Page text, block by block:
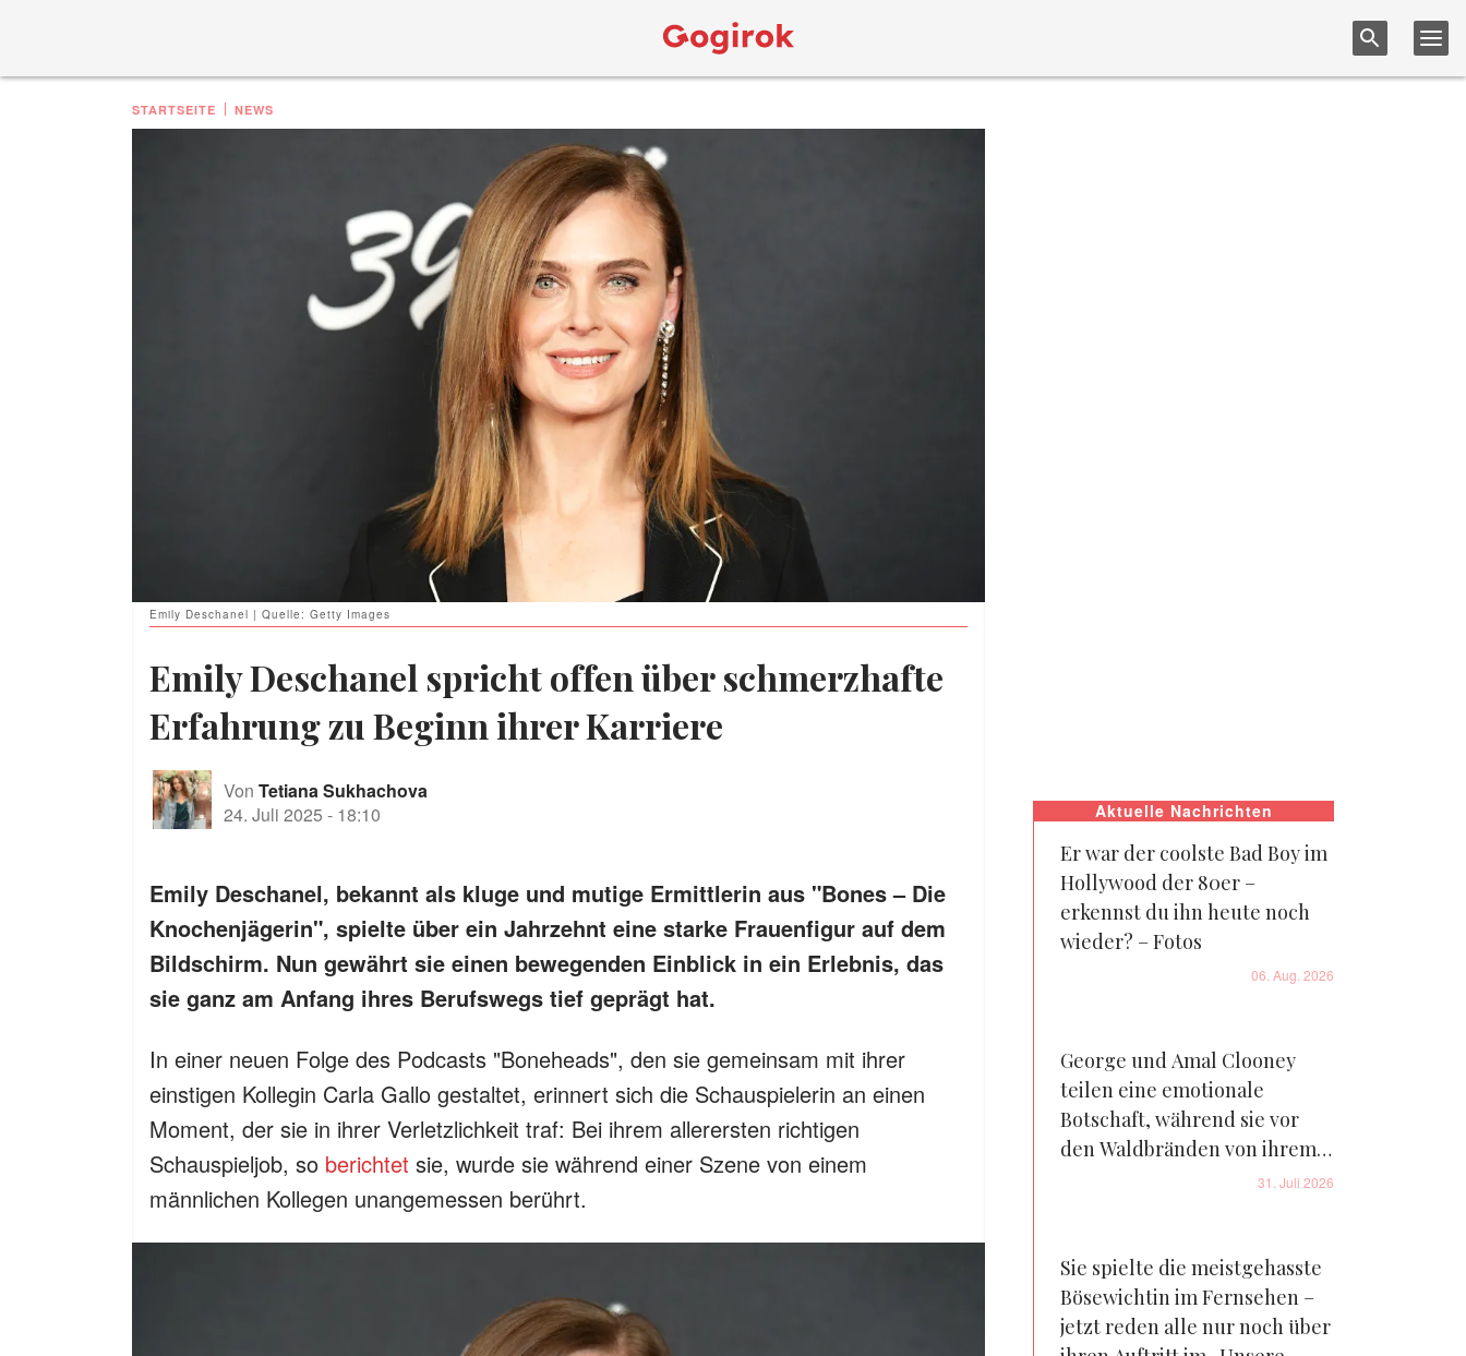
STARTSEITE NEWS
Emily Deschanel | Quelle: Getty Images
Emily Deschanel spricht offen über schmerzhafte
Erfahrung zu Beginn ihrer Karriere
Von Tetiana Sukhachova
24. Juli 2025 - 18:10
Emily Deschanel, bekannt als kluge und mutige Ermittlerin aus "Bones – Die
Knochenjägerin", spielte über ein Jahrzehnt eine starke Frauenfigur auf dem
Bildschirm. Nun gewährt sie einen bewegenden Einblick in ein Erlebnis, das
sie ganz am Anfang ihres Berufswegs tief geprägt hat.
In einer neuen Folge des Podcasts "Boneheads", den sie gemeinsam mit ihrer
einstigen Kollegin Carla Gallo gestaltet, erinnert sich die Schauspielerin an einen
Moment, der sie in ihrer Verletzlichkeit traf: Bei ihrem allerersten richtigen
Schauspieljob, so berichtet sie, wurde sie während einer Szene von einem
männlichen Kollegen unangemessen berührt.
Aktuelle Nachrichten
Er war der coolste Bad Boy im
Hollywood der 80er –
erkennst du ihn heute noch
wieder? – Fotos
06. Aug. 2026
George und Amal Clooney
teilen eine emotionale
Botschaft, während sie vor
den Waldbränden von ihrem
Bauernhof in Frankreich31. Juli 2026
Sie spielte die meistgehasste
Bösewichtin im Fernsehen –
jetzt reden alle nur noch über